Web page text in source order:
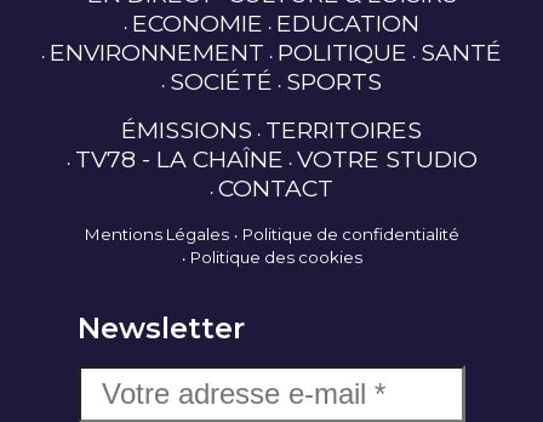
ECONOMIE EDUCATION
ENVIRONNEMENT POLITIQUE SANTÉ
SOCIÉTÉ SPORTS
ÉMISSIONS TERRITOIRES
TV78 - LA CHAÎNE VOTRE STUDIO
CONTACT
Mentions Légales
Politique de confidentialité
Politique des cookies
Newsletter